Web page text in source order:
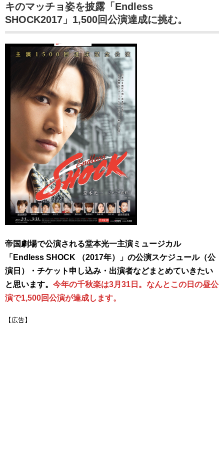
キのマッチョ姿を披露「Endless
SHOCK2017」1,500回公演達成に挑む。
帝国劇場で公演される堂本光一主演ミュージカル
「Endless SHOCK （2017年）」の公演スケジュール（公
演日）・チケット申し込み・出演者などまとめていきたい
と思います。 今年の千秋楽は3月31日。なんとこの日の昼公
演で1,500回公演が達成します。
【広告】